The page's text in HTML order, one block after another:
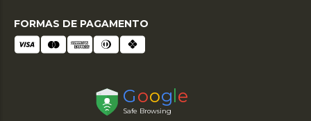
FORMAS DE PAGAMENTO